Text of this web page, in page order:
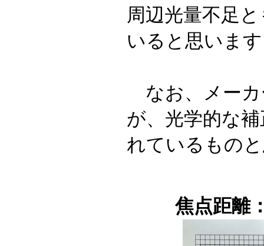
周辺光量不足
いると思いま
なお、メーカ
が、光学的な
れているもの
焦点距離